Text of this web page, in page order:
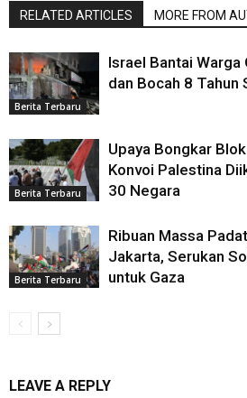
RELATED ARTICLES MORE FROM
Berita Terbaru
Israel Bantai Warga
dan Bocah 8 Tahun
Berita Terbaru
Upaya Bongkar
Konvoi Palestina
30 Negara
Berita Terbaru
Ribuan Massa
Jakarta, Serukan
untuk Gaza
LEAVE A REPLY